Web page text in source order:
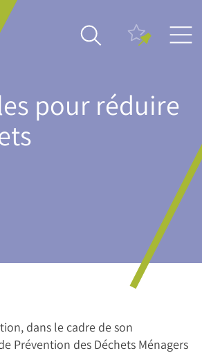
pour réduire
dans le cadre de son
Prévention des Déchets Ménagers